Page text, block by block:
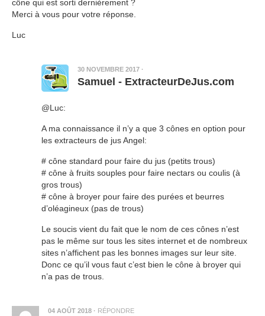
cône qui est sorti dernièrement ?
Merci à vous pour votre réponse.
Luc
30 NOVEMBRE 2017 ·
Samuel - ExtracteurDeJus.com
@Luc:
A ma connaissance il n’y a que 3 cônes en option pour
les extracteurs de jus Angel:
# cône standard pour faire du jus (petits trous)
# cône à fruits souples pour faire nectars ou coulis (à
gros trous)
# cône à broyer pour faire des purées et beurres
d’oléagineux (pas de trous)
Le soucis vient du fait que le nom de ces cônes n’est
pas le même sur tous les sites internet et de nombreux
sites n’affichent pas les bonnes images sur leur site.
Donc ce qu’il vous faut c’est bien le cône à broyer qui
n’a pas de trous.
04 AOÛT 2018 · RÉPONDRE